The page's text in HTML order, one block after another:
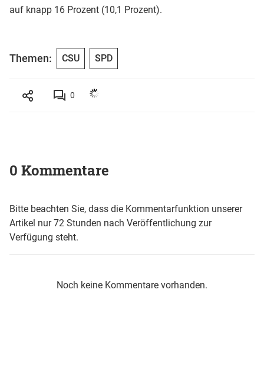
auf knapp 16 Prozent (10,1 Prozent).
Themen: CSU SPD
0
0 Kommentare
Bitte beachten Sie, dass die Kommentarfunktion unserer
Artikel nur 72 Stunden nach Veröffentlichung zur
Verfügung steht.
Noch keine Kommentare vorhanden.